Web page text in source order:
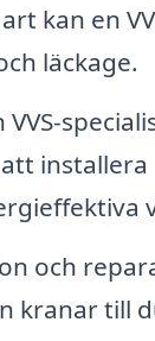
kan en
läckage.
VVS-
och
kranar till